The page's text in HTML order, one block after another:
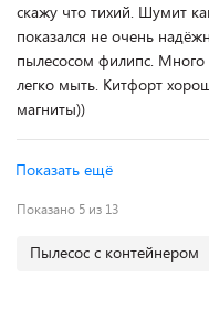
скажу что тихий. Шумит
показался не очень
пылесосом филипс. Много
легко мыть. Китфорт
магниты))
Показать ещё
Показано 5 из 13
Пылесос с контейнером